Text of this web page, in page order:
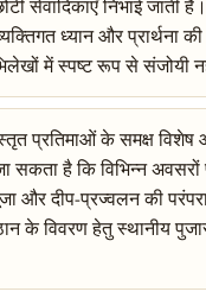
सेवादिकाएँ निभाई जाती
ध्यान और प्रार्थना की
में स्पष्ट रूप से संजोयी
प्रतिमाओं के समक्ष
सकता है कि विभिन्न
और दीप-प्रज्वलन की
के विवरण हेतु स्थानीय